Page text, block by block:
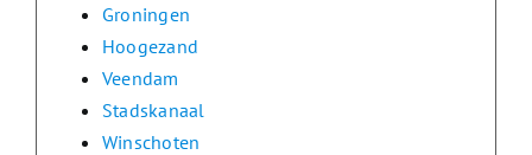
Groningen
Hoogezand
Veendam
Stadskanaal
Winschoten